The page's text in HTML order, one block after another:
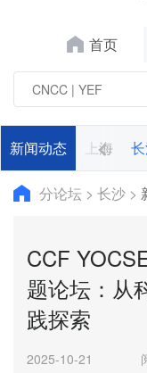
首页
新闻动态
杭州 上海
分论坛 > 长沙 >
CCF
题论坛：从
践探索
2025-10-21